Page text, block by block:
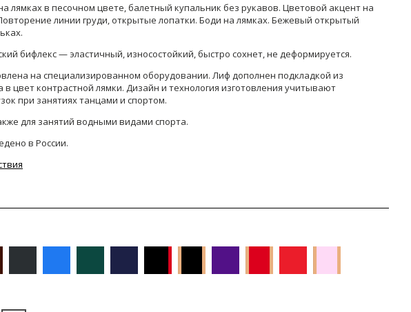
лямках в песочном цвете, балетный купальник без рукавов. Цветовой акцент на
линии груди, открытые лопатки. Боди на лямках. Бежевый открытый
бифлекс — эластичный, износостойкий, быстро сохнет, не деформируется.
на специализированном оборудовании. Лиф дополнен подкладкой из
в цвет контрастной лямки. Дизайн и технология изготовления учитывают
при занятиях танцами и спортом.
для занятий водными видами спорта.
в России.